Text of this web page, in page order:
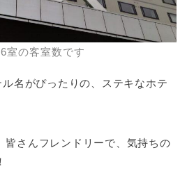
室の客室数です
ル名がぴったりの、ステキなホテ
皆さんフレンドリーで、気持ちの